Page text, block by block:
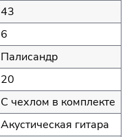
43
6
Палисандр
20
С чехлом в комплекте
Акустическая гитара